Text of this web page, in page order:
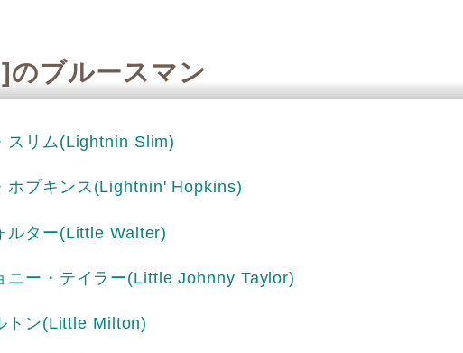
のブルースマン
スリム (Lightnin Slim)
ホプキンス(Lightnin' Hopkins)
ルター(Little Walter)
ニー・テイラー(Little Johnny Taylor)
トン(Little Milton)